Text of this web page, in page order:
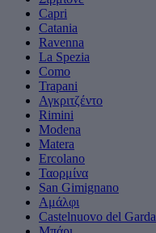
Capri
Catania
Ravenna
La Spezia
Como
Trapani
Αγκριτζέντο
Rimini
Modena
Matera
Ercolano
Ταορμίνα
San Gimignano
Αμάλφι
Castelnuovo del Garda